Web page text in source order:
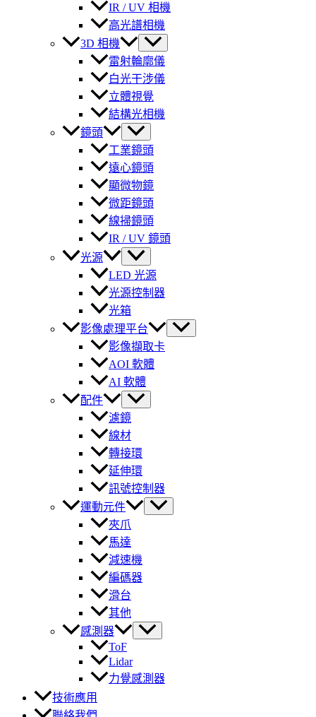
IR / UV 相機
高光譜相機
3D 相機
雷射輪廓儀
白光干涉儀
立體視覺
結構光相機
鏡頭
工業鏡頭
遠心鏡頭
顯微物鏡
微距鏡頭
線掃鏡頭
IR / UV 鏡頭
光源
LED 光源
光源控制器
光箱
影像處理平台
影像擷取卡
AOI 軟體
AI 軟體
配件
濾鏡
線材
轉接環
延伸環
訊號控制器
運動元件
夾爪
馬達
減速機
編碼器
滑台
其他
感測器
ToF
Lidar
力覺感測器
技術應用